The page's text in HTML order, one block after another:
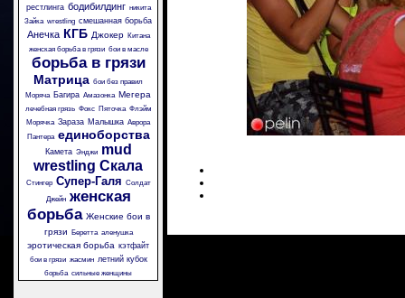
рестлинга бодибилдинг никита
Зайка wrestling смешанная борьба
Анечка КГБ Джокер
Китана
женская борьба в грязи бои в масле
борьба в грязи
Матрица бои без правил
Моряча Багира Амазонка Мегера
лечебная грязь Фокс Пяточка Флэйм
Морячка Зараза Малышка Аврора
Пантера единоборства
Камета Энджи
mud
wrestling Скала
Стингер Супер-Галя Солдат
Джейн женская
борьба Женские бои в
грязи
Беретта аленушка
эротическая борьба кэтфайт
бои в грязи жасмин летний кубок
борьба сильные женщины